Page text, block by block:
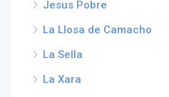
Jesus Pobre
La Llosa de Camacho
La Sella
La Xara